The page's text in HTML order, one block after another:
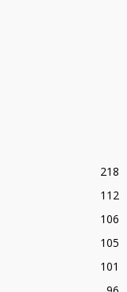
218
112
106
105
101